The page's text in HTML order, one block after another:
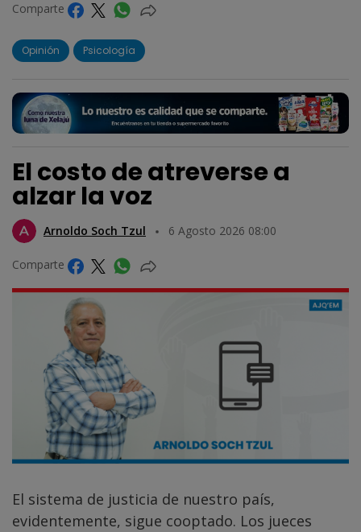
Comparte
Opinión Psicología
El costo de atreverse a
alzar la voz
Arnoldo Soch Tzul 6 Agosto 2026 08:00
Comparte
El sistema de justicia de nuestro país,
evidentemente, sigue cooptado. Los jueces